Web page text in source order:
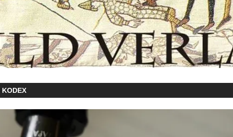
KODEX